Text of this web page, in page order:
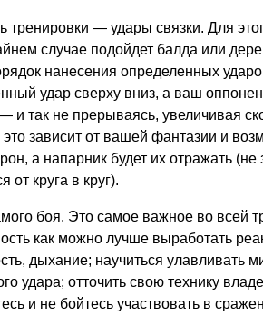
тренировки — удары связки. Для
случае подойдет балда или
нанесения определенных
удар сверху вниз, а ваш
так не прерываясь, увеличивая
зависит от вашей фантазии и
а напарник будет их отражать
от круга в круг).
боя. Это самое важное во всей
как можно лучше выработать
дыхание; научиться улавливать
удара; отточить свою технику
и не бойтесь участвовать в